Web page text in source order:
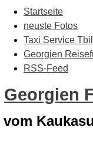
Startseite
neuste Fotos
Taxi Service
Georgien
RSS-Feed
Georgien
vom